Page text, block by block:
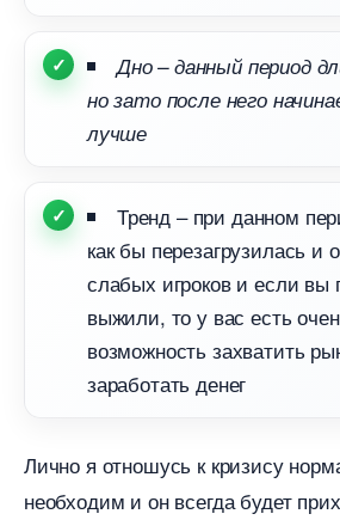
Дно – данный период
но зато после него
лучше
Тренд – при данном
как бы перезагрузилась и
слабых игроков и если вы
ыжили, то у вас есть
озможность захватить
заработать дене
Лично я отношусь к кризису
необходим и он всегда будет